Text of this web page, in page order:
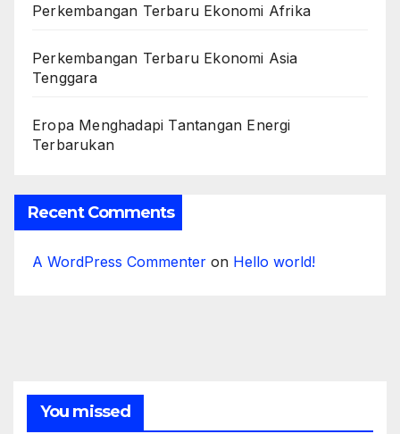
Perkembangan Terbaru Ekonomi Afrika
Perkembangan Terbaru Ekonomi Asia
Tenggara
Eropa Menghadapi Tantangan Energi
Terbarukan
Recent Comments
A WordPress Commenter on Hello world!
You missed